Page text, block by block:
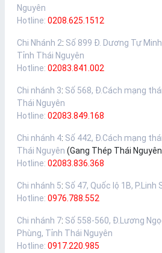
Nguyên
Hotline: 0208.625.1512
Chi Nhánh 2: Số 899 Đ. Dương Tự
Tỉnh Thái Nguyên
Hotline: 02083.841.002
Chi nhánh 3: Số 568, Đ.Cách mạng
Thái Nguyên
Hotline: 02083.849.168
Chi nhánh 4: Số 442, Đ.Cách mạng
Thái Nguyên (Gang Thép Thái
Hotline: 02083.836.368
Chi nhánh 5: Số 47, Quốc lộ 1B,
Hotline: 0976.788.552
Chi nhánh 7: Số 558-560, Đ.Lương
Phùng, Tỉnh Thái Nguyên
Hotline: 0917.220.985